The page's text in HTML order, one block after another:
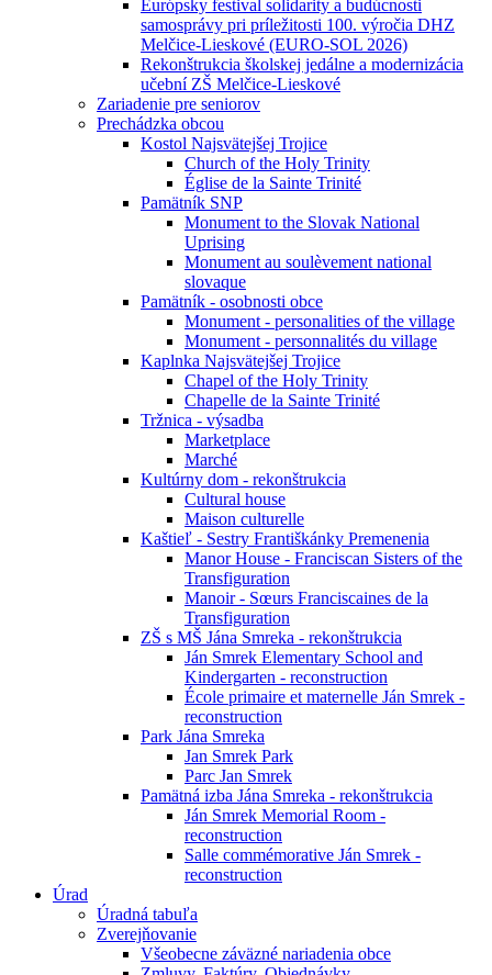
Európsky festival solidarity a budúcnosti
samosprávy pri príležitosti 100. výročia DHZ
Melčice-Lieskové (EURO-SOL 2026)
Rekonštrukcia školskej jedálne a modernizácia
učební ZŠ Melčice-Lieskové
Zariadenie pre seniorov
Prechádzka obcou
Kostol Najsvätejšej Trojice
Church of the Holy Trinity
Église de la Sainte Trinité
Pamätník SNP
Monument to the Slovak National
Uprising
Monument au soulèvement national
slovaque
Pamätník - osobnosti obce
Monument - personalities of the village
Monument - personnalités du village
Kaplnka Najsvätejšej Trojice
Chapel of the Holy Trinity
Chapelle de la Sainte Trinité
Tržnica - výsadba
Marketplace
Marché
Kultúrny dom - rekonštrukcia
Cultural house
Maison culturelle
Kaštieľ - Sestry Františkánky Premenenia
Manor House - Franciscan Sisters of the
Transfiguration
Manoir - Sœurs Franciscaines de la
Transfiguration
ZŠ s MŠ Jána Smreka - rekonštrukcia
Ján Smrek Elementary School and
Kindergarten - reconstruction
École primaire et maternelle Ján Smrek -
reconstruction
Park Jána Smreka
Jan Smrek Park
Parc Jan Smrek
Pamätná izba Jána Smreka - rekonštrukcia
Ján Smrek Memorial Room -
reconstruction
Salle commémorative Ján Smrek -
reconstruction
Úrad
Úradná tabuľa
Zverejňovanie
Všeobecne záväzné nariadenia obce